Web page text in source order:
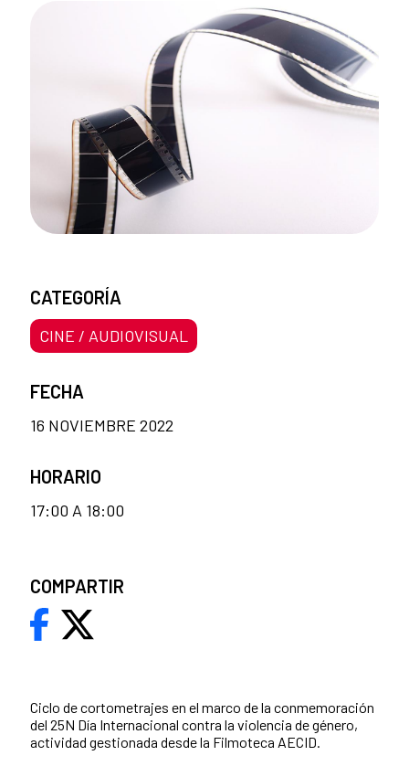
Ciclo de cortometrajes en el marco de la conmemoración
del 25N Día Internacional contra la violencia de género,
actividad gestionada desde la Filmoteca AECID.
CATEGORÍA
CINE / AUDIOVISUAL
FECHA
16 NOVIEMBRE 2022
HORARIO
17:00 A 18:00
COMPARTIR